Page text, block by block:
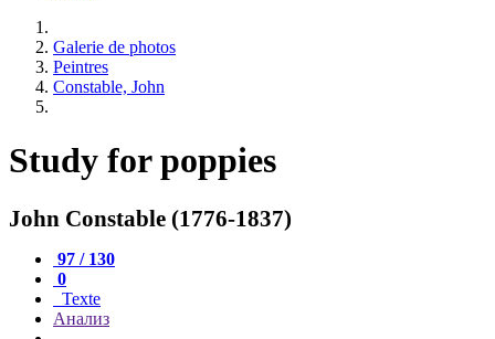
Galerie de photos
Peintres
Constable, John
Study for poppies
John Constable (1776-1837)
97 / 130
0
Texte
Анализ